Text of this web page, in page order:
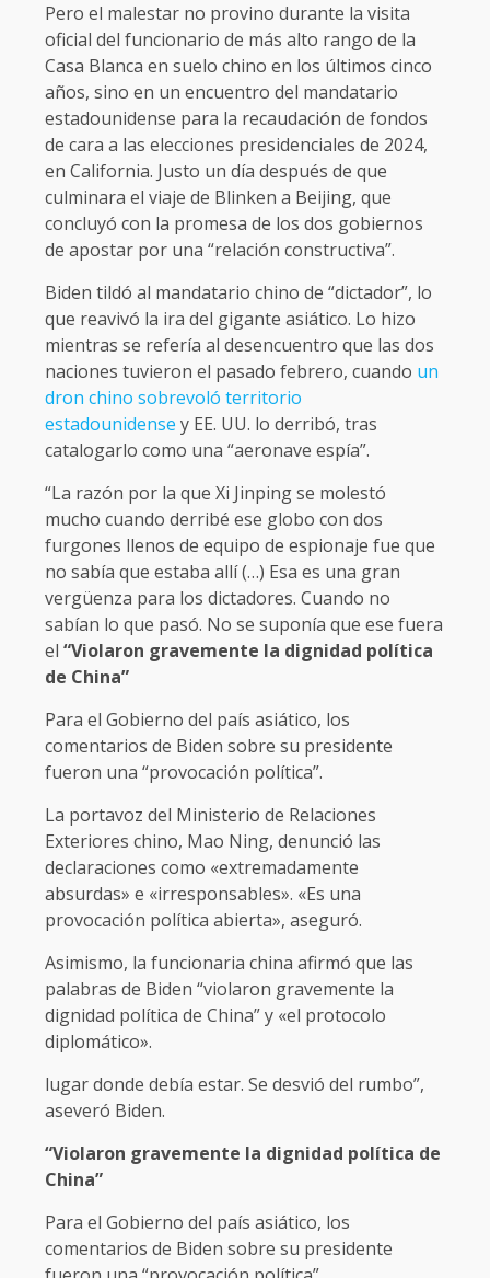
Pero el malestar no provino durante la visita
oficial del funcionario de más alto rango de la
Casa Blanca en suelo chino en los últimos cinco
años, sino en un encuentro del mandatario
estadounidense para la recaudación de fondos
de cara a las elecciones presidenciales de 2024,
en California. Justo un día después de que
culminara el viaje de Blinken a Beijing, que
concluyó con la promesa de los dos gobiernos
de apostar por una “relación constructiva”.
Biden tildó al mandatario chino de “dictador”, lo
que reavivó la ira del gigante asiático. Lo hizo
mientras se refería al desencuentro que las dos
naciones tuvieron el pasado febrero, cuando un
dron chino sobrevoló territorio
estadounidense y EE. UU. lo derribó, tras
catalogarlo como una “aeronave espía”.
“La razón por la que Xi Jinping se molestó
mucho cuando derribé ese globo con dos
furgones llenos de equipo de espionaje fue que
no sabía que estaba allí (…) Esa es una gran
vergüenza para los dictadores. Cuando no
sabían lo que pasó. No se suponía que ese fuera
el “Violaron gravemente la dignidad política
de China”
Para el Gobierno del país asiático, los
comentarios de Biden sobre su presidente
fueron una “provocación política”.
La portavoz del Ministerio de Relaciones
Exteriores chino, Mao Ning, denunció las
declaraciones como «extremadamente
absurdas» e «irresponsables». «Es una
provocación política abierta», aseguró.
Asimismo, la funcionaria china afirmó que las
palabras de Biden “violaron gravemente la
dignidad política de China” y «el protocolo
diplomático».
lugar donde debía estar. Se desvió del rumbo”,
aseveró Biden.
“Violaron gravemente la dignidad política de
China”
Para el Gobierno del país asiático, los
comentarios de Biden sobre su presidente